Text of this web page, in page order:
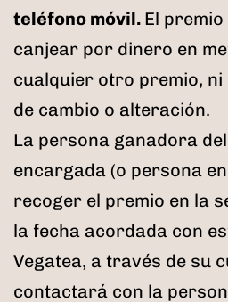
teléfono móvil. El
canjear por dinero en
cualquier otro premio, ni
de cambio o alteración.
La persona ganadora
encargada (o persona
recoger el premio en la
la fecha acordada con
Vegatea, a través de su
contactará con la